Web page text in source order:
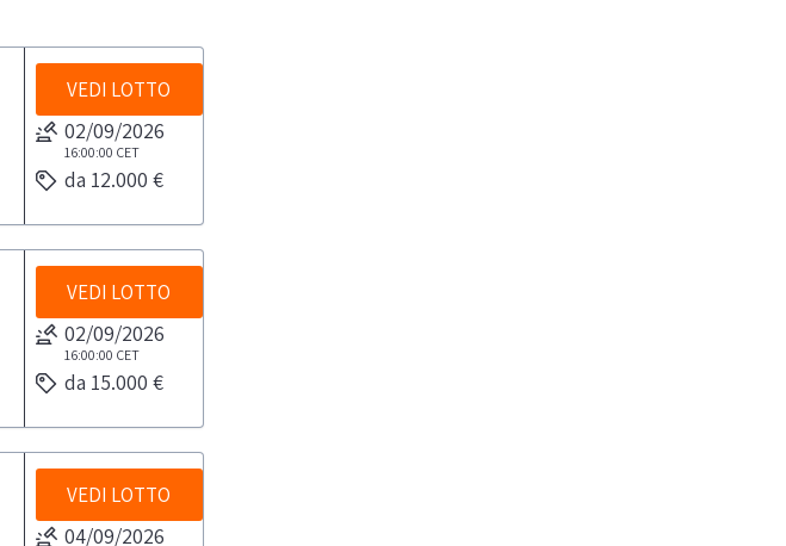
VEDI LOTTO
02/09/2026
16:00:00 CET
da 12.000 €
VEDI LOTTO
02/09/2026
16:00:00 CET
da 15.000 €
VEDI LOTTO
04/09/2026